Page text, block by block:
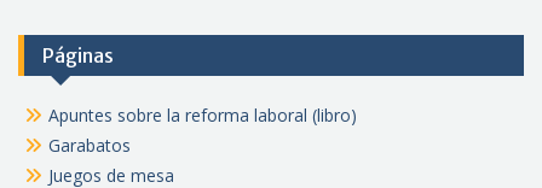
Páginas
Apuntes sobre la reforma laboral (libro)
Garabatos
Juegos de mesa